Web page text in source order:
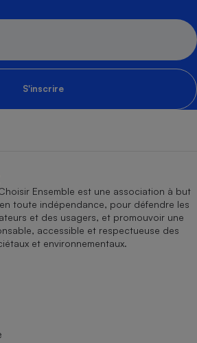
S'inscrire
Ensemble est une association à but
toute indépendance, pour défendre les
et des usagers, et promouvoir une
accessible et respectueuse des
et environnementaux.